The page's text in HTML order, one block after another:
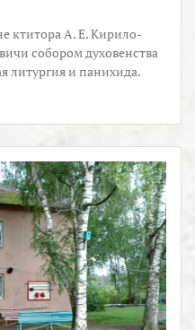
ктитора А. Е. Кирило-
собором духовенства
литургия и панихида.